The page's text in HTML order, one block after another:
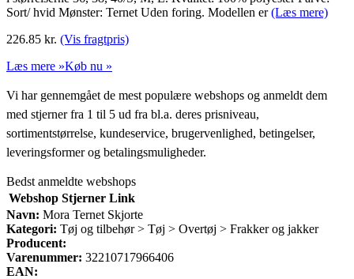
Sort/ hvid Mønster: Ternet Uden foring. Modellen er(Læs mere)
226.85 kr. (Vis fragtpris)
Læs mere »Køb nu »
Vi har gennemgået de mest populære webshops og anmeldt dem
med stjerner fra 1 til 5 ud fra bl.a. deres prisniveau,
sortimentstørrelse, kundeservice, brugervenlighed, betingelser,
leveringsformer og betalingsmuligheder.
Bedst anmeldte webshops
Webshop Stjerner Link
Navn: Mora Ternet Skjorte
Kategori: Tøj og tilbehør > Tøj > Overtøj > Frakker og jakker
Producent:
Varenummer: 32210717966406
EAN: